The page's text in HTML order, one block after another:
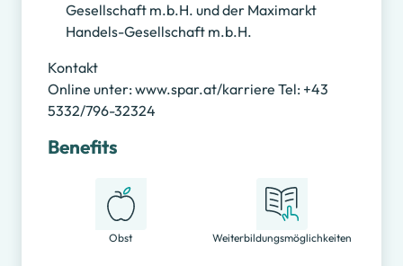
Gesellschaft m.b.H. und der Maximarkt
Handels-Gesellschaft m.b.H.
Kontakt
Online unter: www.spar.at/karriere Tel: +43
5332/796-32324
Benefits
Obst Weiterbildungsmöglichkeiten